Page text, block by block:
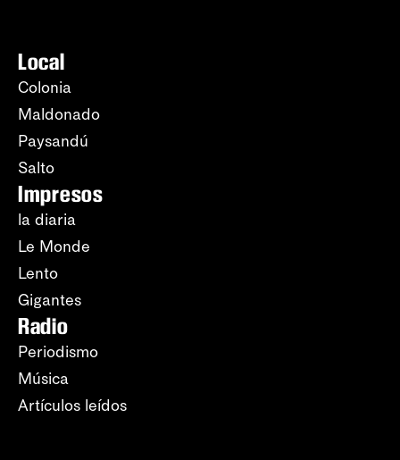
Local
Colonia
Maldonado
Paysandú
Salto
Impresos
la diaria
Le Monde
Lento
Gigantes
Radio
Periodismo
Música
Artículos leídos